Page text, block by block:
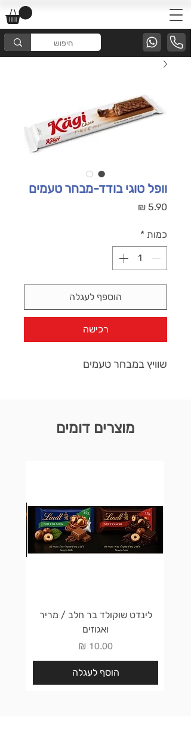
וופל טוגי בודד-מבחר טעמים
כמות *
הוספף לעגלה
רכישה
שוויץ במבחר טעמים
מוצרים דומים
לינדט שוקולד בר חלב / מריר
ואגוזים
מחיר
הוסף לעגלה